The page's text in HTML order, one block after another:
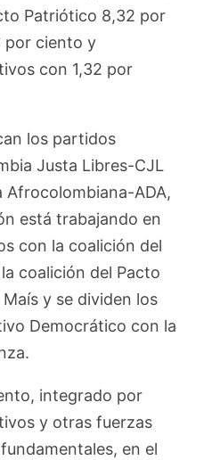
Patriótico 8,32 por
por ciento y
con 1,32 por
los partidos
Justa Libres-CJL
Afrocolombiana-ADA,
está trabajando en
con la coalición del
coalición del Pacto
y se dividen los
Democrático con la
integrado por
y otras fuerzas
en el